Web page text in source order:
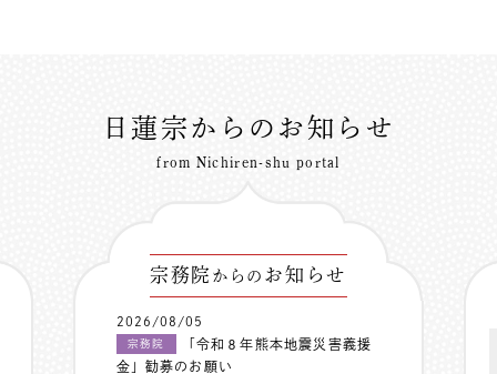
日蓮宗からのお知らせ
from Nichiren-shu portal
宗務院 からの お知らせ
2026/08/05
宗務院
「令和８年熊本地震災害義援
金」勧募のお願い